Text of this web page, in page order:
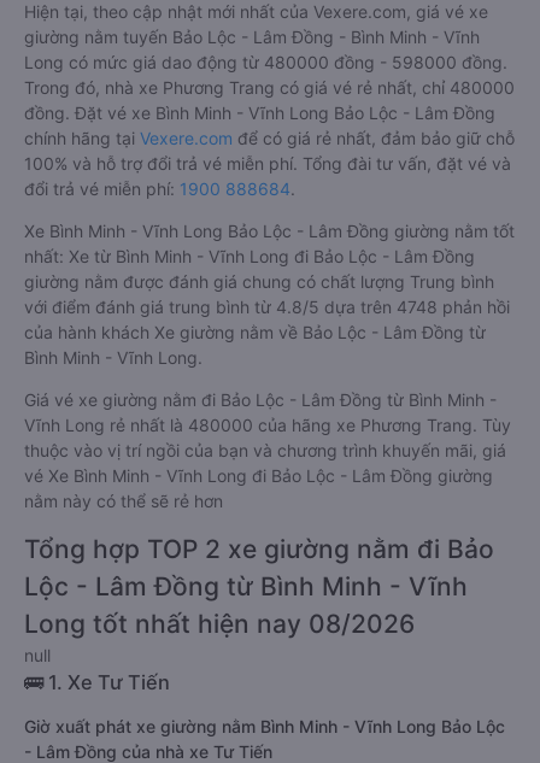
Hiện tại, theo cập nhật mới nhất của Vexere.com, giá vé xe
giường nằm tuyến Bảo Lộc - Lâm Đồng - Bình Minh - Vĩnh
Long có mức giá dao động từ 480000 đồng - 598000 đồng.
Trong đó, nhà xe Phương Trang có giá vé rẻ nhất, chỉ 480000
đồng. Đặt vé xe Bình Minh - Vĩnh Long Bảo Lộc - Lâm Đồng
chính hãng tại Vexere.com để có giá rẻ nhất, đảm bảo giữ chỗ
100% và hỗ trợ đổi trả vé miễn phí. Tổng đài tư vấn, đặt vé và
đổi trả vé miễn phí: 1900 888684.
Xe Bình Minh - Vĩnh Long Bảo Lộc - Lâm Đồng giường nằm tốt
nhất: Xe từ Bình Minh - Vĩnh Long đi Bảo Lộc - Lâm Đồng
giường nằm được đánh giá chung có chất lượng Trung bình
với điểm đánh giá trung bình từ 4.8/5 dựa trên 4748 phản hồi
của hành khách Xe giường nằm về Bảo Lộc - Lâm Đồng từ
Bình Minh - Vĩnh Long.
Giá vé xe giường nằm đi Bảo Lộc - Lâm Đồng từ Bình Minh -
Vĩnh Long rẻ nhất là 480000 của hãng xe Phương Trang. Tùy
thuộc vào vị trí ngồi của bạn và chương trình khuyến mãi, giá
vé Xe Bình Minh - Vĩnh Long đi Bảo Lộc - Lâm Đồng giường
nằm này có thể sẽ rẻ hơn
Tổng hợp TOP 2 xe giường nằm đi Bảo
Lộc - Lâm Đồng từ Bình Minh - Vĩnh
Long tốt nhất hiện nay 08/2026
null
🚌 1. Xe Tư Tiến
Giờ xuất phát xe giường nằm Bình Minh - Vĩnh Long Bảo Lộc
- Lâm Đồng của nhà xe Tư Tiến